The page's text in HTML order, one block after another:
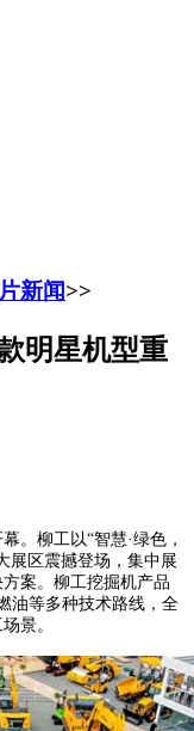
新闻>>
明星机型重
。柳工以“智慧·绿色，
展区震撼登场，集中展
案。柳工挖掘机产品
油等多种技术路线，全
景。